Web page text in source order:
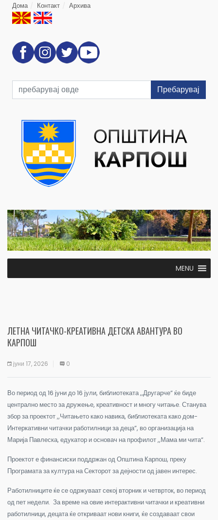
Дома Контакт Архива
Пребарувај
MENU
ЛЕТНА ЧИТАЧКО-КРЕАТИВНА ДЕТСКА АВАНТУРА ВО
КАРПОШ
јуни 17, 2026 0
Во период од 16 јуни до 16 јули, библиотеката ,,Другарче” ќе биде
централно место за дружење, креативност и многу читање. Станува
збор за проектот ,,Читањето како навика, библиотеката како дом-
Интеркативни читачки работилници за деца”, во организација на
Марија Павлеска, едукатор и основач на профилот ,,Мама ми чита”.
Проектот е финансиски поддржан од Општина Карпош, преку
Програмата за култура на Секторот за дејности од јавен интерес.
Работилниците ќе се одржуваат секој вторник и четврток, во период
од пет недели. За време на овие интерактивни читачки и креативни
работилници, децата ќе откриваат нови книги, ќе создаваат свои